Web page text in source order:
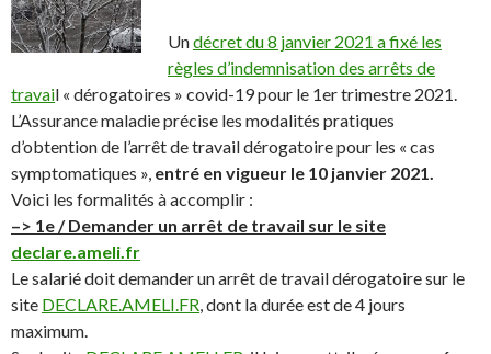
Undécret du 8 janvier 2021 a fixé les
règles d’indemnisation des arrêts de
travail « dérogatoires » covid-19 pour le 1er trimestre 2021.
L’Assurance maladie précise les modalités pratiques
d’obtention de l’arrêt de travail dérogatoire pour les « cas
symptomatiques », entré en vigueur le 10 janvier 2021.
Voici les formalités à accomplir :
–> 1e / Demander un arrêt de travail sur le site
declare.ameli.fr
Le salarié doit demander un arrêt de travail dérogatoire sur le
site DECLARE.AMELI.FR, dont la durée est de 4 jours
maximum.